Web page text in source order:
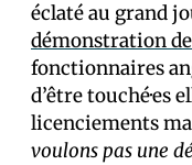
éclaté au grand
démonstration
fonctionnaires
d’être touché·es
licenciements
voulons pas une